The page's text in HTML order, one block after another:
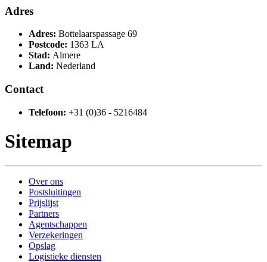
Adres
Adres: Bottelaarspassage 69
Postcode: 1363 LA
Stad: Almere
Land: Nederland
Contact
Telefoon: +31 (0)36 - 5216484
Sitemap
Over ons
Postsluitingen
Prijslijst
Partners
Agentschappen
Verzekeringen
Opslag
Logistieke diensten